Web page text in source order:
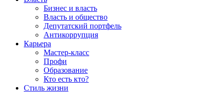
Бизнес и власть
Власть и общество
Депутатский портфель
Антикоррупция
Карьера
Мастер-класс
Профи
Образование
Кто есть кто?
Стиль жизни